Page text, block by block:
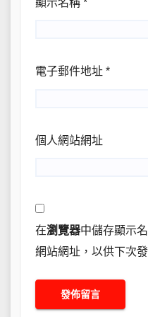
電子郵件地址 *
個人網站網址
在瀏覽器中儲存顯示
網站網址，以供下次